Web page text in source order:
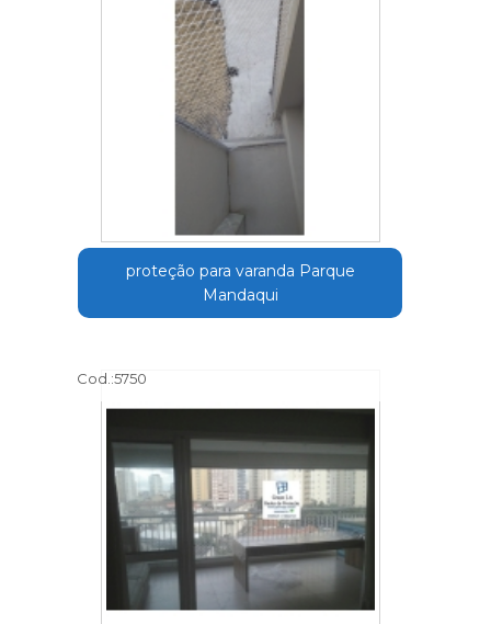
proteção para varanda Parque
Mandaqui
Cod.:5750